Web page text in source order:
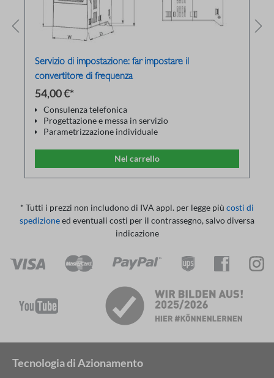
Servizio di impostazione: far impostare il
convertitore di frequenza
54,00 €*
Consulenza telefonica
Progettazione e messa in servizio
Parametrizzazione individuale
Elenco dei parametriNel carrello
* Tutti i prezzi non includono di IVA appl. per legge più costi di
spedizioneed eventuali costi per il contrassegno, salvo diversa
indicazione
Tecnologia di Azionamento